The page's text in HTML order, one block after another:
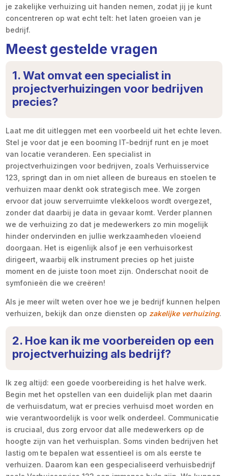
je zakelijke verhuizing uit handen nemen, zodat jij je kunt
concentreren op wat echt telt: het laten groeien van je
bedrijf.
Meest gestelde vragen
1. Wat omvat een specialist in
projectverhuizingen voor bedrijven
precies?
Laat me dit uitleggen met een voorbeeld uit het echte leven.
Stel je voor dat je een booming IT-bedrijf runt en je moet
van locatie veranderen. Een specialist in
projectverhuizingen voor bedrijven, zoals Verhuisservice
123, springt dan in om niet alleen de bureaus en stoelen te
verhuizen maar denkt ook strategisch mee. We zorgen
ervoor dat jouw serverruimte vlekkeloos wordt overgezet,
zonder dat daarbij je data in gevaar komt. Verder plannen
we de verhuizing zo dat je medewerkers zo min mogelijk
hinder ondervinden en jullie werkzaamheden vloeiend
doorgaan. Het is eigenlijk alsof je een verhuisorkest
dirigeert, waarbij elk instrument precies op het juiste
moment en de juiste toon moet zijn. Onderschat nooit de
symfonieën die we creëren!
Als je meer wilt weten over hoe we je bedrijf kunnen helpen
verhuizen, bekijk dan onze diensten op zakelijke verhuizing.
2. Hoe kan ik me voorbereiden op een
projectverhuizing als bedrijf?
Ik zeg altijd: een goede voorbereiding is het halve werk.
Begin met het opstellen van een duidelijk plan met daarin
de verhuisdatum, wat er precies verhuisd moet worden en
wie verantwoordelijk is voor welk onderdeel. Communicatie
is cruciaal, dus zorg ervoor dat alle medewerkers op de
hoogte zijn van het verhuisplan. Soms vinden bedrijven het
lastig om te bepalen wat essentieel is om als eerste te
verhuizen. Daarom kan een gespecialiseerd verhuisbedrijf